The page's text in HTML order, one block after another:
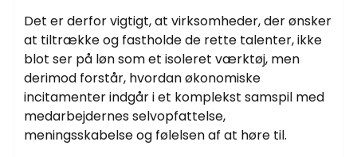
Det er derfor vigtigt, at virksomheder, der ønsker
at tiltrække og fastholde de rette talenter, ikke
blot ser på løn som et isoleret værktøj, men
derimod forstår, hvordan økonomiske
incitamenter indgår i et komplekst samspil med
medarbejdernes selvopfattelse,
meningsskabelse og følelsen af at høre til.